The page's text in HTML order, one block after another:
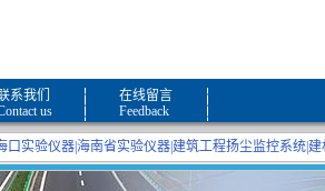
系我们
us
在线留言
Feedback
口实验仪器|海南省实验仪器| 建筑工程扬尘监控系统| 建